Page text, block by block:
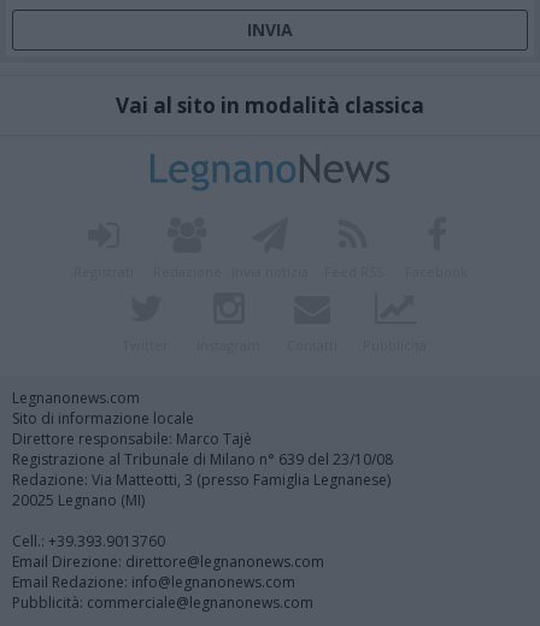
Vai al sito in modalità classica
Legnanonews.com
Sito di informazione locale
Direttore responsabile: Marco Tajè
Registrazione al Tribunale di Milano n° 639 del 23/10/08
Redazione: Via Matteotti, 3 (presso Famiglia Legnanese)
20025 Legnano (MI)
Cell.: +39.393.9013760
Email Direzione: direttore@legnanonews.com
Email Redazione: info@legnanonews.com
Pubblicità: commerciale@legnanonews.com